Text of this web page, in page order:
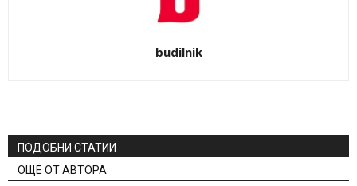
budilnik
ПОДОБНИ СТАТИИ
ОЩЕ ОТ АВТОРА